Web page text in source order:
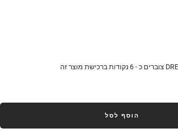
6 נקודות ברכישת מוצר זה
הוסף לסל